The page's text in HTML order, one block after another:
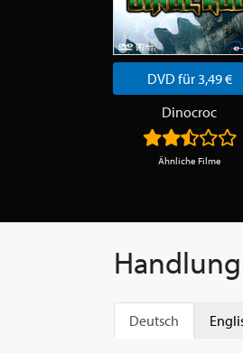
DVD für 3,49 €
Dinocroc
Ähnliche Filme
Handlung
Deutsch